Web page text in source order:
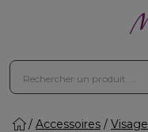
Accessoires Visage